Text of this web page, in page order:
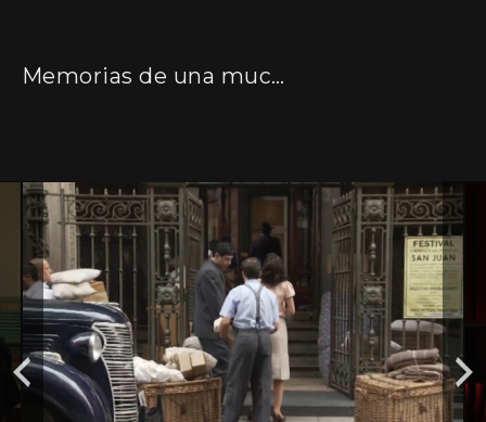
Memorias de una muchacha peronista